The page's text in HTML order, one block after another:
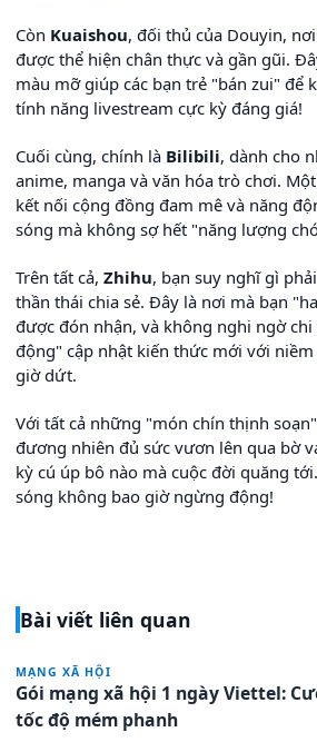
Còn Kuaishou, đối thủ của Douyin,
được thể hiện chân thực và gần gũi.
màu mỡ giúp các bạn trẻ "bán zui" để
tính năng livestream cực kỳ đáng giá!
Cuối cùng, chính là Bilibili, dành cho
anime, manga và văn hóa trò chơi.
kết nối cộng đồng đam mê và năng
sóng mà không sợ hết "năng lượng
Trên tất cả, Zhihu, bạn suy nghĩ gì
thần thái chia sẻ. Đây là nơi mà bạn
được đón nhận, và không nghi ngờ chi
động" cập nhật kiến thức mới với
giờ dứt.
Với tất cả những "món chín thịnh
đương nhiên đủ sức vươn lên qua bờ
kỳ cú úp bô nào mà cuộc đời quăng
sóng không bao giờ ngừng động!
Bài viết liên quan
MẠNG XÃ HỘI
Gói mạng xã hội 1 ngày Viettel:
tốc độ mém phanh